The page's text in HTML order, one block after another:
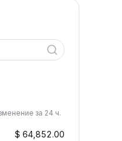
за 24 ч.
$ 64,852.00